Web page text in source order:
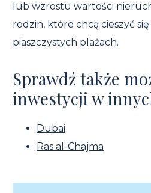
lub wzrostu wartości
rodzin, które chcą cieszyć
piaszczystych plażach.
Sprawdź także
inwestycji w
Dubai
Ras al-Chajma